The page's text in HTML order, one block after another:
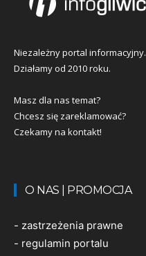
Niezależny portal informacyjny.
Działamy od 2010 roku.
Masz dla nas temat?
Chcesz się zareklamować?
Czekamy na kontakt!
O NAS | PROMOCJA
- zastrzeżenia prawne
- regulamin portalu